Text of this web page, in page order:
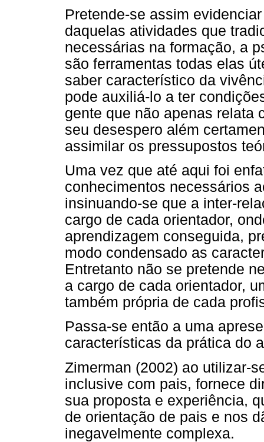
Pretende-se assim
daquelas atividades que
necessárias na formação, a
são ferramentas todas elas
saber característico da
pode auxiliá-lo a ter
gente que não apenas relata
seu desespero além
assimilar os pressupostos
Uma vez que até aqui foi
conhecimentos necessários
insinuando-se que a inter-
cargo de cada orientador,
aprendizagem conseguida,
modo condensado as
Entretanto não se pretende
a cargo de cada orientador,
também própria de cada
Passa-se então a uma
características da prática do
Zimerman (2002) ao utilizar-
inclusive com pais, fornece
sua proposta e experiência,
de orientação de pais e nos
inegavelmente complexa.